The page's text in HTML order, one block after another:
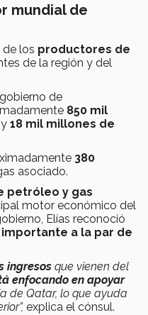
mundial de
de los productores de
de la región y del
de
850 mil
y 18 mil millones de
380
asociado.
petróleo y gas
motor económico del
Elías reconoció
a la par de
ingresos que vienen del
enfocando en apoyar
de Qatar, lo que ayuda
explica el cónsul.